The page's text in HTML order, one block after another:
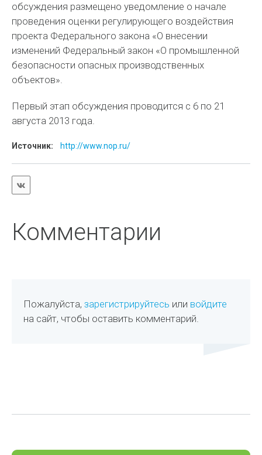
обсуждения размещено уведомление о начале
проведения оценки регулирующего воздействия
проекта Федерального закона «О внесении
изменений Федеральный закон «О промышленной
безопасности опасных производственных
объектов».
Первый этап обсуждения проводится с 6 по 21
августа 2013 года.
Источник: http://www.nop.ru/
Комментарии
Пожалуйста,зарегистрируйтесь или войдите
на сайт, чтобы оставить комментарий.